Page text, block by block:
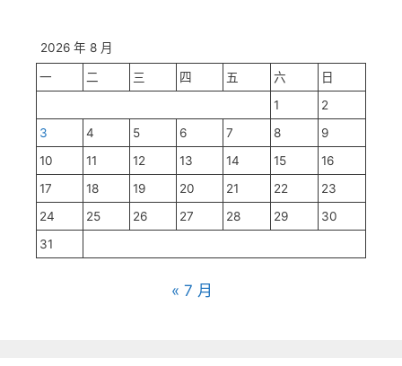
2026 年 8 月
一 二 三 四 五 六
日
1
2
3
4 5 6 7 8
9
10
11 12 13 14 15
16
17
18 19 20 21 22
23
24
25 26 27 28 29
30
31
« 7 月